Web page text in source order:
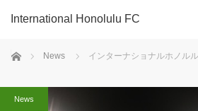
International Honolulu FC
ホーム News インターナショナルホノル
News